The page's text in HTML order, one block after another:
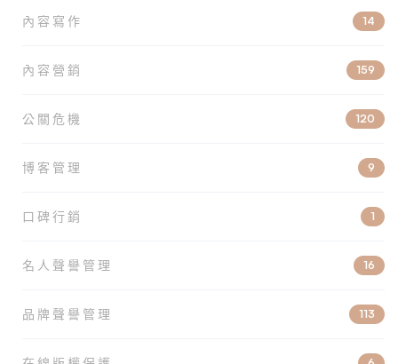
內容寫作 14
內容營銷 159
公關危機 120
博客管理 9
口碑行銷 1
名人聲譽管理 16
品牌聲譽管理 113